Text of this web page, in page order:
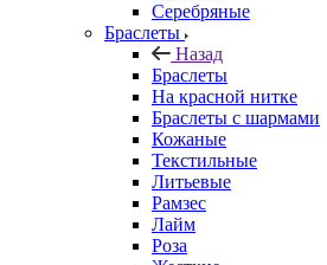
Серебряные
Браслеты
Назад
Браслеты
На красной нитке
Браслеты с шармами
Кожаные
Текстильные
Литьевые
Рамзес
Лайм
Роза